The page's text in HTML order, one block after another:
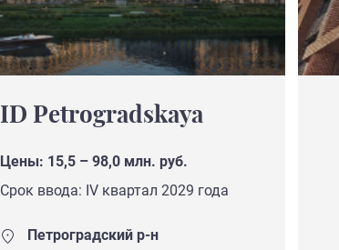
ID Petrogradskaya
Цены: 15,5 – 98,0 млн. руб.
Срок ввода: IV квартал 2029 года
Петроградский р-н